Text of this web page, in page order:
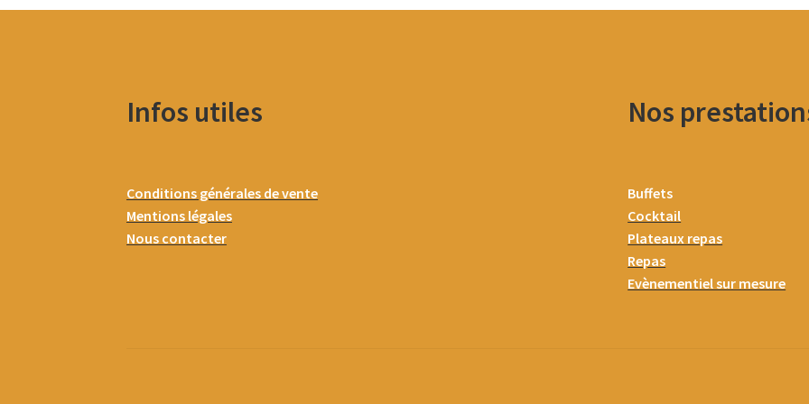
Infos utiles
Conditions générales de vente
Mentions légales
Nous contacter
Nos
Buffets
Cocktail
Plateaux repas
Repas
Evènementiel sur mesure